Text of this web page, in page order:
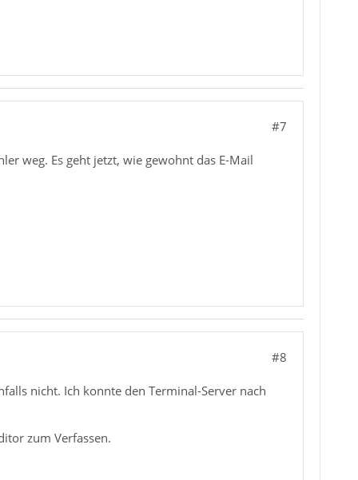
#7
weg. Es geht jetzt, wie gewohnt das E-Mail
#8
nicht. Ich konnte den Terminal-Server nach
zum Verfassen.